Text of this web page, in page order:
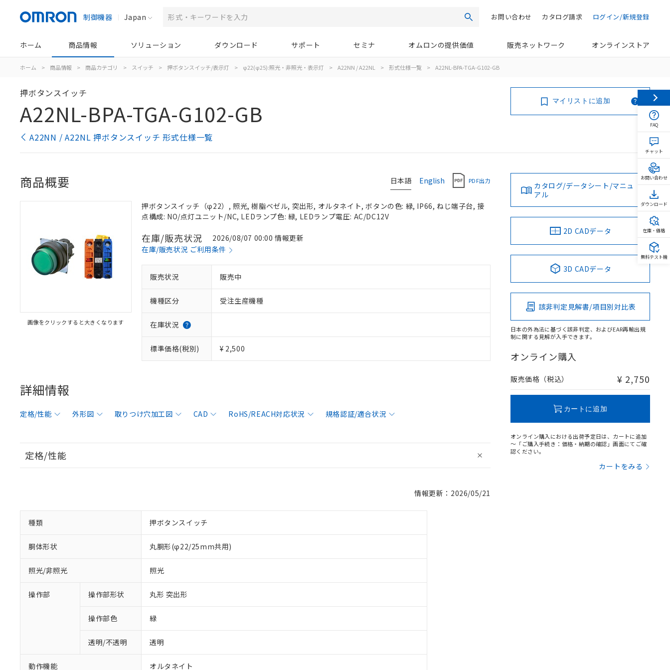
制御機器 Japan 検索 ログイン/新規登録
カタログ請求
お問い合わせ
ホーム 商品情報 ソリューション ダウンロード サポート セミナ オムロンの提供価値 販売ネットワーク オンラインストア
ホーム > 商品情報 > 商品カテゴリ > スイッチ > 押ボタンスイッチ/表示灯 > φ22(φ25):照光・非照光・表示灯 > A22NN / A22NL > 形式仕様一覧 > A22NL-BPA-TGA-G102-GB
押ボタンスイッチ
A22NL-BPA-TGA-G102-GB
A22NN / A22NL 押ボタンスイッチ 形式仕様一覧
マイリストに追加
日本語 English PDF出力
商品概要
画像をクリックすると大きくなります
押ボタンスイッチ（φ22）, 照光, 樹脂ベゼル, 突出形, オルタネイト, ボタンの色: 緑, IP66, ねじ端子台, 接
点構成: NO/点灯ユニット/NC, LEDランプ色: 緑, LEDランプ電圧: AC/DC12V
在庫/販売状況
2026/08/07 00:00 情報更新
在庫/販売状況 ご利用条件
販売状況 販売中
機種区分 受注生産機種
在庫状況
標準価格(税別) ¥ 2,500
詳細情報
定格/性能 外形図 取りつけ穴加工図 CAD RoHS/REACH対応状況 規格認証/適合状況
定格/性能
情報更新：2026/05/21
種類 押ボタンスイッチ
胴体形状 丸胴形(φ22/25mm共用)
照光/非照光 照光
操作部 操作部形状 丸形 突出形
操作部色 緑
透明/不透明 透明
動作機能 オルタネイト
カタログ/データシート/マニュ
アル
2D CADデータ
3D CADデータ
該非判定見解書/項目別対比表
日本の外為法に基づく該非判定、およびEAR再輸出規
制に関する見解が入手できます。
オンライン購入
販売価格（税込） ¥ 2,750
カートに追加
オンライン購入における出荷予定日は、カートに追加
～「ご購入手続き：価格・納期の確認」画面にてご確
認ください。
カートをみる
FAQ
チャット
お問い合わせ
ダウンロード
在庫・価格
無料テスト機